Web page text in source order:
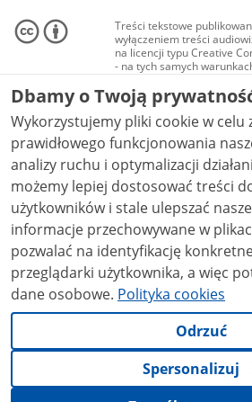
Treści tekstowe
wyłączeniem treści
na licencji typu Creative
- na tych samych
Materiały audiowizualne,
audio i wideo, są
Creative Commons:
niekomercyjne - bez
NC-ND 4.0), o ile nie jest to
Dbamy o Twoją
Wykorzystujemy pliki cookie w celu
prawidłowego funkcjonowania
analizy ruchu i optymalizacji działania
możemy lepiej dostosować treści
użytkowników i stale ulepszać nasze usługi.
informacje przechowywane w
pozwalać na identyfikację
przeglądarki użytkownika, a więc
dane osobowe. Polityka cookies
Odrzuć
Spersonalizuj